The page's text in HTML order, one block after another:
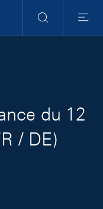
Ricerca
Menu
du 12
/ DE)